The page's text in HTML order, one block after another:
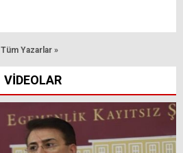
Tüm Yazarlar »
VİDEOLAR